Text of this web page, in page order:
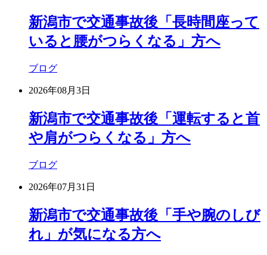
新潟市で交通事故後「長時間座って
いると腰がつらくなる」方へ
ブログ
2026年08月3日
新潟市で交通事故後「運転すると首
や肩がつらくなる」方へ
ブログ
2026年07月31日
新潟市で交通事故後「手や腕のしび
れ」が気になる方へ